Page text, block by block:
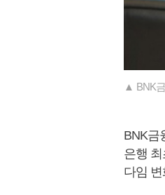
▲ BNK
BNK금
은행
다임